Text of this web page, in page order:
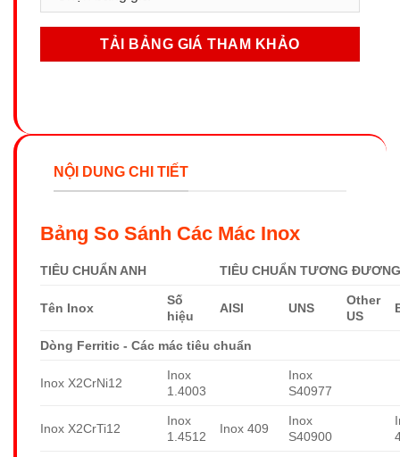
NỘI DUNG CHI TIẾT
Bảng So Sánh Các Mác Inox
TIÊU CHUẨN ANH TIÊU CHUẨN TƯƠNG
Tên Inox
Số
hiệu
AISI UNS
Other
US
Dòng Ferritic - Các mác tiêu chuẩn
Inox X2CrNi12
Inox
1.4003
Inox
S40977
Inox X2CrTi12
Inox
1.4512
Inox 409
Inox
S40900